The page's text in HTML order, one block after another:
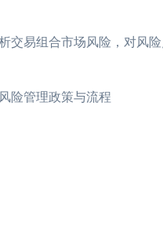
交易组合市场风险，对风
险管理政策与流程